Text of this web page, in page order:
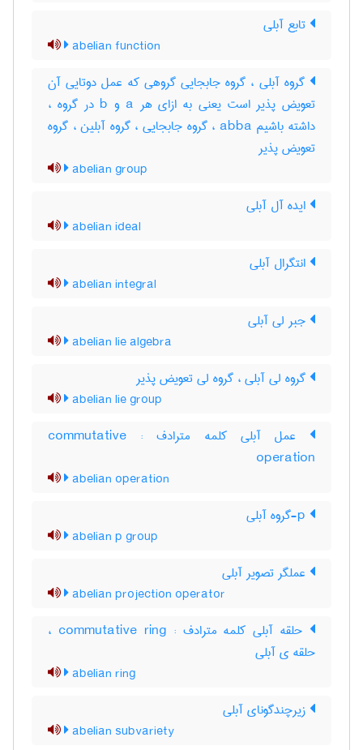
تابع آبلی
abelian function
گروه آبلی ، گروه جابجایی گروهی که عمل دوتایی آن
تعویض پذیر است یعنی به ازای هر a و b در گروه ،
داشته باشیم abba ، گروه جابجایی ، گروه آبلین ، گروه
تعویض پذیر
abelian group
ایده آل آبلی
abelian ideal
انتگرال آبلی
abelian integral
جبر لی آبلی
abelian lie algebra
گروه لی آبلی ، گروه لی تعویض پذیر
abelian lie group
عمل آبلی کلمه مترادف : commutative
operation
abelian operation
abelian p group
عملگر تصویر آبلی
abelian projection operator
حلقه آبلی کلمه مترادف : commutative ring ،
حلقه ی آبلی
abelian ring
زیرچندگونای آبلی
abelian subvariety